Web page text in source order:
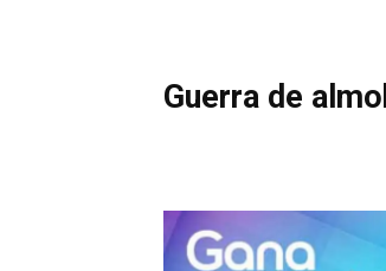
Guerra de